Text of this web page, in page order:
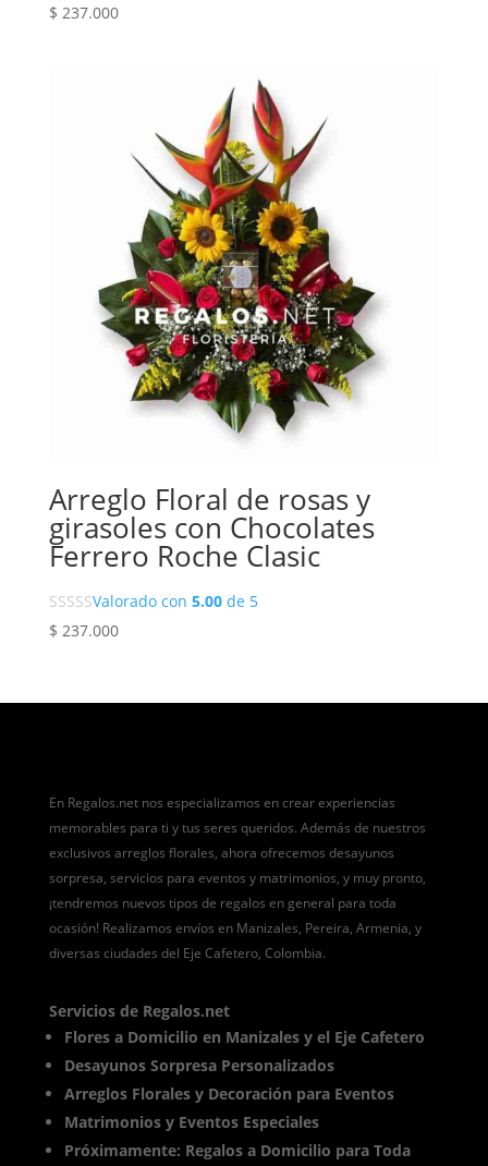
$ 237.000
Arreglo Floral de rosas y
girasoles con Chocolates
Ferrero Roche Clasic
Valorado con 5.00de 5
$ 237.000
En Regalos.net nos especializamos en crear experiencias
memorables para ti y tus seres queridos. Además de nuestros
exclusivos arreglos florales, ahora ofrecemos desayunos
sorpresa, servicios para eventos y matrimonios, y muy pronto,
¡tendremos nuevos tipos de regalos en general para toda
ocasión! Realizamos envíos en Manizales, Pereira, Armenia, y
diversas ciudades del Eje Cafetero, Colombia.
Servicios de Regalos.net
Flores a Domicilio en Manizales y el Eje Cafetero
Desayunos Sorpresa Personalizados
Arreglos Florales y Decoración para Eventos
Matrimonios y Eventos Especiales
Próximamente: Regalos a Domicilio para Toda